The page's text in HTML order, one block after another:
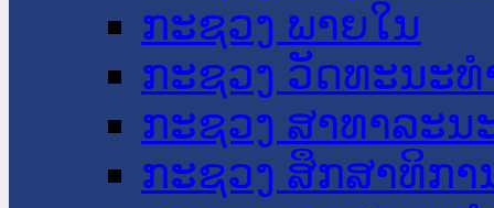
ກະຊວງ ພາຍໃນ
ກະຊວງ ວັດທະນະ
ກະຊວງ ສາທາລະນ
ກະຊວງ ສຶກສາທິກາ